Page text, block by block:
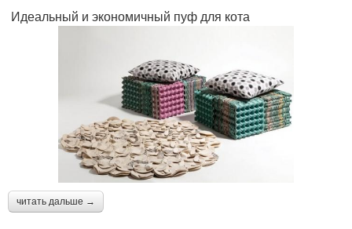
Идеальный и экономичный пуф для кота
читать дальше →